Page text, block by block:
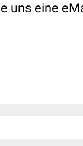
uns eine